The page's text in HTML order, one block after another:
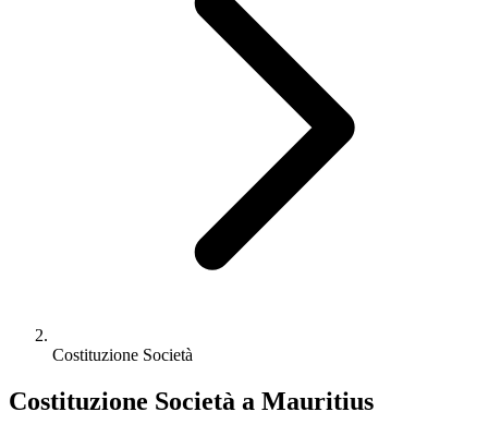
Costituzione Società
Costituzione Società a Mauritius